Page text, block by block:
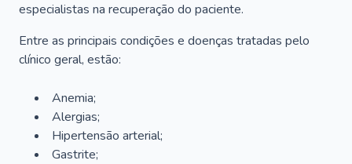
especialistas na recuperação do paciente.
Entre as principais condições e doenças tratadas pelo
clínico geral, estão:
Anemia;
Alergias;
Hipertensão arterial;
Gastrite;